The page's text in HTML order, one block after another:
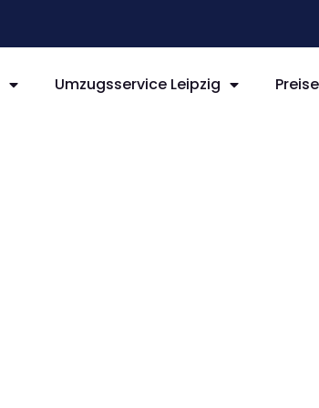
Umzugsservice Leipzig Preise